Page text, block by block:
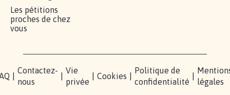
Les pétitions
proches de chez
vous
Contactez-
nous
Vie
privée
Cookies
Politique de
confidentialité
légales